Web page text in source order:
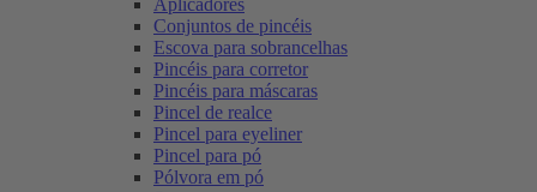
Aplicadores
Conjuntos de pincéis
Escova para sobrancelhas
Pincéis para corretor
Pincéis para máscaras
Pincel de realce
Pincel para eyeliner
Pincel para pó
Pólvora em pó